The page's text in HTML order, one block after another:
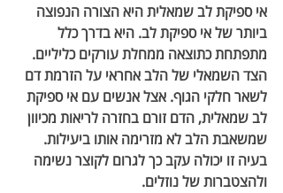
אי ספיקת לב שמאלית היא הצורה הנפוצה
ביותר של אי ספיקת לב. היא בדרך כלל
מתפתחת כתוצאה ממחלת עורקים כליליים.
הצד השמאלי של הלב אחראי על הזרמת דם
לשאר חלקי הגוף. אצל אנשים עם אי ספיקת
לב שמאלית, הדם זורם בחזרה לריאות מכיוון
שמשאבת הלב לא מזרימה אותו ביעילות.
בעיה זו יכולה עקב כך לגרום לקוצר נשימה
ולהצטברות של נוזלים.